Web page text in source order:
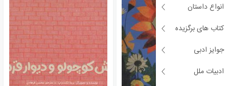
انواع داستان
کتاب های برگزیده
جوایز ادبی
ادبیات ملل